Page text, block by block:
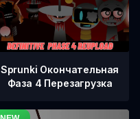
Sprunki Окончательная
Фаза 4 Перезагрузка